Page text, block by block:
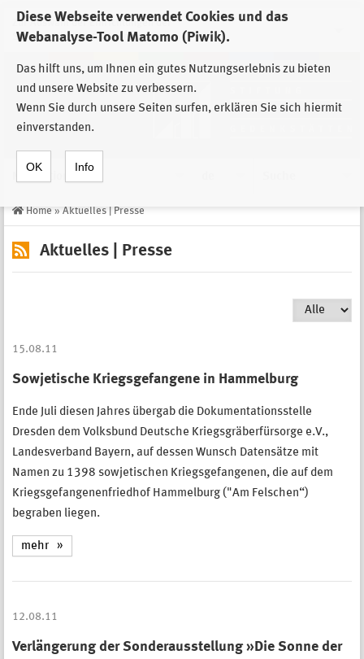
Diese Webseite verwendet Cookies und das
Webanalyse-Tool Matomo (Piwik).
Das hilft uns, um Ihnen ein gutes Nutzungserlebnis zu bieten
und unsere Website zu verbessern.
Wenn Sie durch unsere Seiten surfen, erklären Sie sich hiermit
einverstanden.
OK Info
Zur Auswahl der Einrichtungen der
Stiftung Sächsische Gedenkstätten
Home » Aktuelles | Presse
Aktuelles | Presse
15.08.11
Sowjetische Kriegsgefangene in Hammelburg
Ende Juli diesen Jahres übergab die Dokumentationsstelle
Dresden dem Volksbund Deutsche Kriegsgräberfürsorge e.V.,
Landesverband Bayern, auf dessen Wunsch Datensätze mit
Namen zu 1398 sowjetischen Kriegsgefangenen, die auf dem
Kriegsgefangenenfriedhof Hammelburg ("Am Felschen“)
begraben liegen.
mehr
12.08.11
Verlängerung der Sonderausstellung »Die Sonne der